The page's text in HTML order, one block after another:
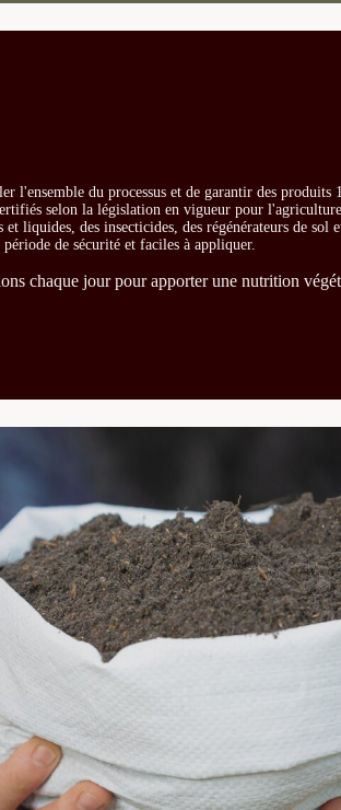
l'ensemble du processus et de garantir des
selon la législation en vigueur pour
liquides, des insecticides, des régénérateurs de sol
de sécurité et faciles à appliquer.
chaque jour pour apporter une nutrition